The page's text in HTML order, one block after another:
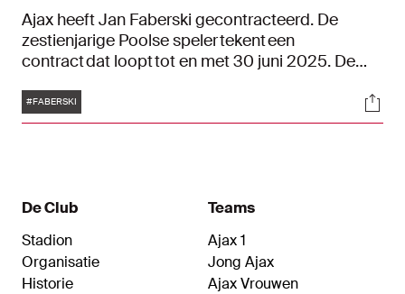
Ajax heeft Jan Faberski gecontracteerd. De
zestienjarige Poolse speler tekent een
contract dat loopt tot en met 30 juni 2025. De
Jagiellonia Białystok. De overstap van Faberski is
onder voorbehoud van de afwikkeling van enkele
Tags
#FABERSKI
De Club
Stadion
Organisatie
Historie
Teams
Ajax 1
Jong Ajax
Ajax Vrouwen